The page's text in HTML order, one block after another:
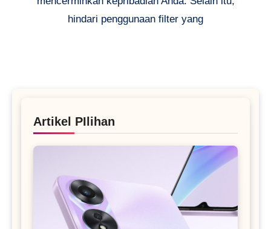
hindari penggunaan filter yang
Artikel PIlihan